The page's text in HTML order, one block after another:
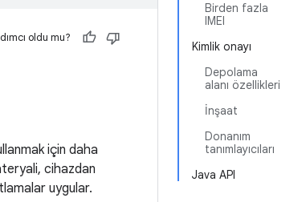
Birden fazla
IMEI
Kimlik onayı
Depolama
alanı özellikleri
İnşaat
Donanım
tanımlayıcıları
Java API
oldu mu?
için daha
cihazdan
uygular.